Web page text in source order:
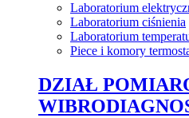
Laboratorium
Laboratorium ciśnienia
Laboratorium
Piece i komory
DZIAŁ